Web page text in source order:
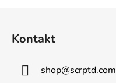
Kontakt
shop@scrptd.com